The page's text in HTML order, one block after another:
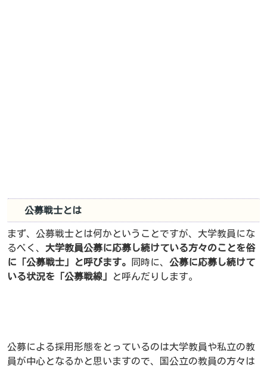
公募戦士とは
まず、公募戦士とは何かということですが、大学教員にな
るべく、 大学教員公募に応募し続けている方々のことを俗
に「公募戦士」と呼びます。
同時に、 公募に応募し続けて
いる状況を「公募戦線」
と呼んだりします。
公募による採用形態をとっているのは大学教員や私立の教
員が中心となるかと思いますので、国公立の教員の方々は